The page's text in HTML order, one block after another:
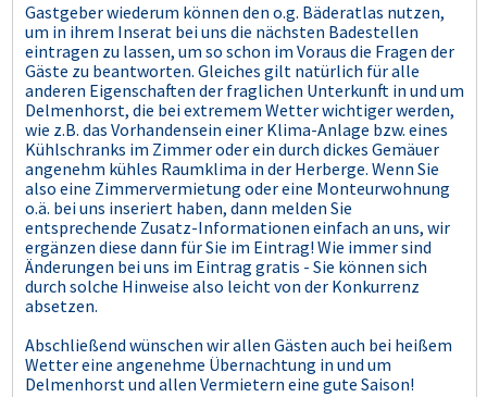
Gastgeber wiederum können den o.g. Bäderatlas nutzen,
um in ihrem Inserat bei uns die nächsten Badestellen
eintragen zu lassen, um so schon im Voraus die Fragen der
Gäste zu beantworten. Gleiches gilt natürlich für alle
anderen Eigenschaften der fraglichen Unterkunft in und um
Delmenhorst, die bei extremem Wetter wichtiger werden,
wie z.B. das Vorhandensein einer Klima-Anlage bzw. eines
Kühlschranks im Zimmer oder ein durch dickes Gemäuer
angenehm kühles Raumklima in der Herberge. Wenn Sie
also eine Zimmervermietung oder eine Monteurwohnung
o.ä. bei uns inseriert haben, dann melden Sie
entsprechende Zusatz-Informationen einfach an uns, wir
ergänzen diese dann für Sie im Eintrag! Wie immer sind
Änderungen bei uns im Eintrag gratis - Sie können sich
durch solche Hinweise also leicht von der Konkurrenz
absetzen.
Abschließend wünschen wir allen Gästen auch bei heißem
Wetter eine angenehme Übernachtung in und um
Delmenhorst und allen Vermietern eine gute Saison!